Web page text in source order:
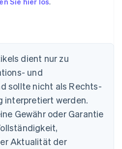
dient nur zu
und
sollte nicht als Rechts-
interpretiert werden.
Gewähr oder Garantie
Aktualität der
English